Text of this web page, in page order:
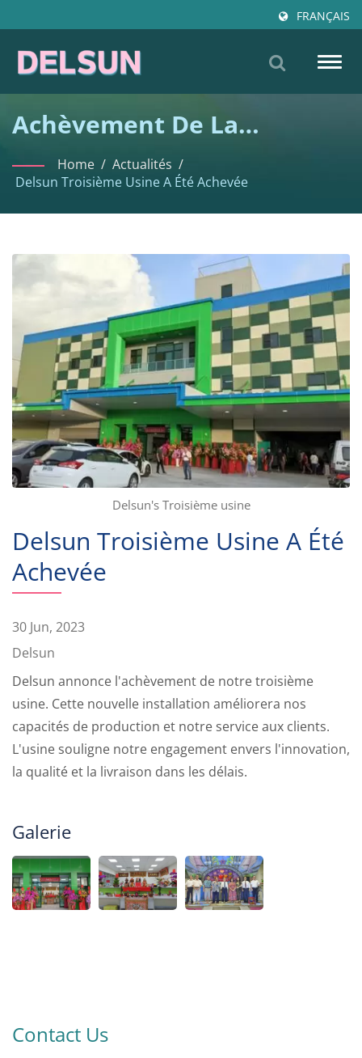
FRANÇAIS
Achèvement De La
Troisième Usine De
Delsun's - Avancer La
Fabrication De Mobilier
Home / Actualités /
Delsun Troisième Usine A Été Achevée
Delsun's Troisième usine
Delsun Troisième Usine A Été
Achevée
30 Jun, 2023
Delsun
Delsun annonce l'achèvement de notre troisième
usine. Cette nouvelle installation améliorera nos
capacités de production et notre service aux clients.
L'usine souligne notre engagement envers l'innovation,
la qualité et la livraison dans les délais.
Galerie